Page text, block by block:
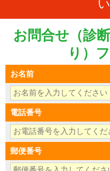
お問合せ（診
り）
お名前
電話番号
郵便番号